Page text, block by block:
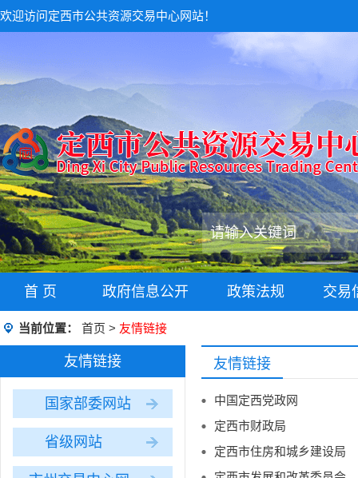
欢迎访问定西市公共资源交易中心网站！
首 页 政府信息公开 政策法规 交易
当前位置： 首页 > 友情链接
友情链接
国家部委网站
省级网站
友情链接
中国定西党政网
定西市财政局
定西市住房和城乡建设局